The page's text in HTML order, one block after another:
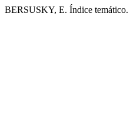
BERSUSKY, E. Índice temático.